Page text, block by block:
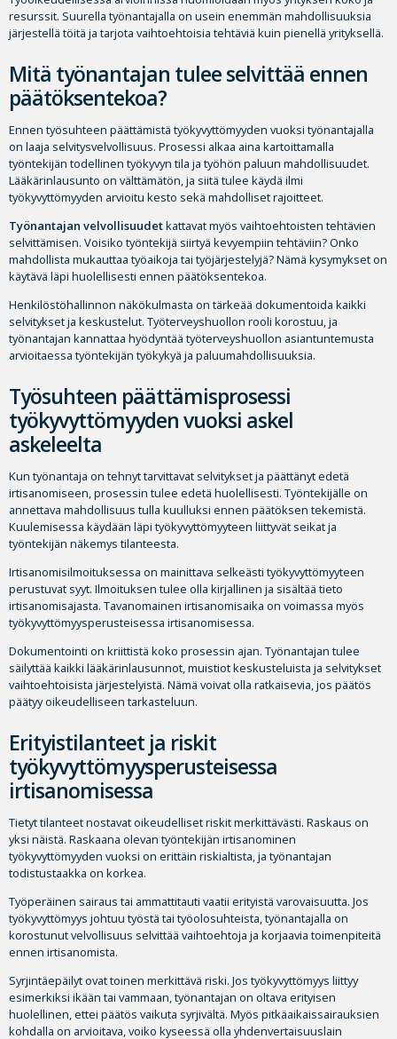
resurssit. Suurella työnantajalla on usein enemmän mahdollisuuksia
järjestellä töitä ja tarjota vaihtoehtoisia tehtäviä kuin pienellä yrityksellä.
Mitä työnantajan tulee selvittää ennen
päätöksentekoa?
Ennen työsuhteen päättämistä työkyvyttömyyden vuoksi työnantajalla
on laaja selvitysvelvollisuus. Prosessi alkaa aina kartoittamalla
työntekijän todellinen työkyvyn tila ja työhön paluun mahdollisuudet.
Lääkärinlausunto on välttämätön, ja siitä tulee käydä ilmi
työkyvyttömyyden arvioitu kesto sekä mahdolliset rajoitteet.
Työnantajan velvollisuudetkattavat myös vaihtoehtoisten tehtävien
selvittämisen. Voisiko työntekijä siirtyä kevyempiin tehtäviin? Onko
mahdollista mukauttaa työaikoja tai työjärjestelyjä? Nämä kysymykset on
käytävä läpi huolellisesti ennen päätöksentekoa.
Henkilöstöhallinnon näkökulmasta on tärkeää dokumentoida kaikki
selvitykset ja keskustelut. Työterveyshuollon rooli korostuu, ja
työnantajan kannattaa hyödyntää työterveyshuollon asiantuntemusta
arvioitaessa työntekijän työkykyä ja paluumahdollisuuksia.
Työsuhteen päättämisprosessi
työkyvyttömyyden vuoksi askel
askeleelta
Kun työnantaja on tehnyt tarvittavat selvitykset ja päättänyt edetä
irtisanomiseen, prosessin tulee edetä huolellisesti. Työntekijälle on
annettava mahdollisuus tulla kuulluksi ennen päätöksen tekemistä.
Kuulemisessa käydään läpi työkyvyttömyyteen liittyvät seikat ja
työntekijän näkemys tilanteesta.
Irtisanomisilmoituksessa on mainittava selkeästi työkyvyttömyyteen
perustuvat syyt. Ilmoituksen tulee olla kirjallinen ja sisältää tieto
irtisanomisajasta. Tavanomainen irtisanomisaika on voimassa myös
työkyvyttömyysperusteisessa irtisanomisessa.
Dokumentointi on kriittistä koko prosessin ajan. Työnantajan tulee
säilyttää kaikki lääkärinlausunnot, muistiot keskusteluista ja selvitykset
vaihtoehtoisista järjestelyistä. Nämä voivat olla ratkaisevia, jos päätös
päätyy oikeudelliseen tarkasteluun.
Erityistilanteet ja riskit
työkyvyttömyysperusteisessa
irtisanomisessa
Tietyt tilanteet nostavat oikeudelliset riskit merkittävästi. Raskaus on
yksi näistä. Raskaana olevan työntekijän irtisanominen
työkyvyttömyyden vuoksi on erittäin riskialtista, ja työnantajan
todistustaakka on korkea.
Työperäinen sairaus tai ammattitauti vaatii erityistä varovaisuutta. Jos
työkyvyttömyys johtuu työstä tai työolosuhteista, työnantajalla on
korostunut velvollisuus selvittää vaihtoehtoja ja korjaavia toimenpiteitä
ennen irtisanomista.
Syrjintäepäilyt ovat toinen merkittävä riski. Jos työkyvyttömyys liittyy
esimerkiksi ikään tai vammaan, työnantajan on oltava erityisen
huolellinen, ettei päätös vaikuta syrjivältä. Myös pitkäaikaissairauksien
kohdalla on arvioitava, voiko kyseessä olla yhdenvertaisuuslain